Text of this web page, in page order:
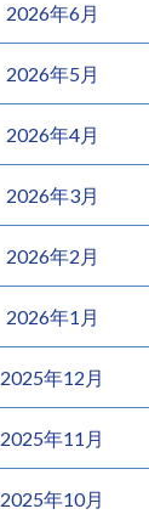
2026年6月
2026年5月
2026年4月
2026年3月
2026年2月
2026年1月
2025年12月
2025年11月
2025年10月